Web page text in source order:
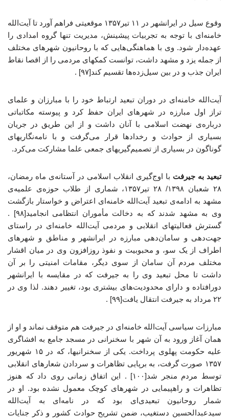
وقوع سیل در ایرانشهر در ۱۱ تیر۱۳۵۷ موقعیتی فراهم آورد تا آیت‌الله
خامنه‌ای با توجه به تجربیات پیشینش، مدیریت تنها گروه امدادی را
عهده‌دار شود. وی با هماهنگی‌هایی که با روحانیون شهرهای مختلف
از جمله یزد و مشهد داشت، توانست کمکهای مردمی را از اقصا نقاط
ایران جذب و در بین سیل‌زده‌ها تقسیم کند[۹۷] .
آیت‌الله خامنه‌ای در دوران تبعید ارتباط خود را با مبارزان و علمای
تراز اول مبارزه در شهرهای ایران حفظ کرد و پیوسته مکاتباتی
درباره‌ی نهضت اسلامی با آنان داشت و از این طریق در جریان
بسیاری از حوادث و رخدادها قرار می‌گرفت و با نامه‌نگاریهای
گوناگون در بسیاری از تصمیم‌گیریهای جمعی علما مشارکت می‌کرد.
تبعید به جیرفت با اوج‌گیری انقلاب اسلامی در آستانه‌ی ماه رمضان،
۲۸ شعبان ۱۳۹۸/ ۲۸ تیر۱۳۵۷، شماری از طلاب حوزه‌ی علمیه‌ی
مشهد به ادامه‌ی تبعید آیت‌الله خامنه‌ای اعتراض و خواستار بازگشت
وی به مشهد شدند که به دخالت مأموران انتظامی انجامید[۹۸] .
گسترش فعالیتهای انقلابی و مردمی آیت‌الله خامنه‌ای در راستای
جهت‌دهی و سامان‌دهی مبارزه در ایرانشهر و مناطق و شهرهای
اطراف از یک سو، و محبوبیت و نفوذ روزافزون وی در میان اقشار
مختلف مردم آن سامان از سوی دیگر، مقامات امنیتی را بر آن
داشت تا محل تبعید وی را به جیرفت که در مقایسه با ایرانشهر
دورافتاده و دارای محدودیت‌های بیشتری بود، تغییر دهند. لذا وی در
۲۲ مرداد به جیرفت انتقال یافت[۹۹] .
مبارزات سیاسی آیت‌الله خامنه‌ای در جیرفت هم متوقف نماند و او از
همان آغاز ورود به آن شهر با سخنرانی در مسجد جامع به افشاگری
علیه حکومت پهلوی پرداخت. یکی از سخنرانیها، که در ۱۵ شهریور
۱۳۵۷ صورت گرفت، به برپایی تظاهرات و سردادن شعارهای انقلابی
توسط مردم منجر شد[۱۰۰] . این اتفاق زمانی روی داد که هنوز
تظاهرات و راهپیمایی در شهرهای کوچک معمول نشده بود. او در
شمار روحانیون تبعیدی‌ای بود که در نامه‌ای به آیت‌الله
سیدعبدالحسین دستغیب، ضمن تشریح حوادث کشور و ذکر جنایات